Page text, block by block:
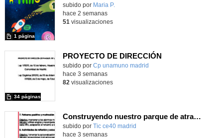
Contenido educativo.
subido por Maria P.
1 página
hace 2 semanas
51 visualizaciones
PROYECTO DE DIRECCIÓN
Contenido educativo.
subido por Cp unamuno madrid
34 páginas
hace 3 semanas
82 visualizaciones
Construyendo nuestro parque de atracciones
subido por Tic ce40 madrid
hace 3 semanas